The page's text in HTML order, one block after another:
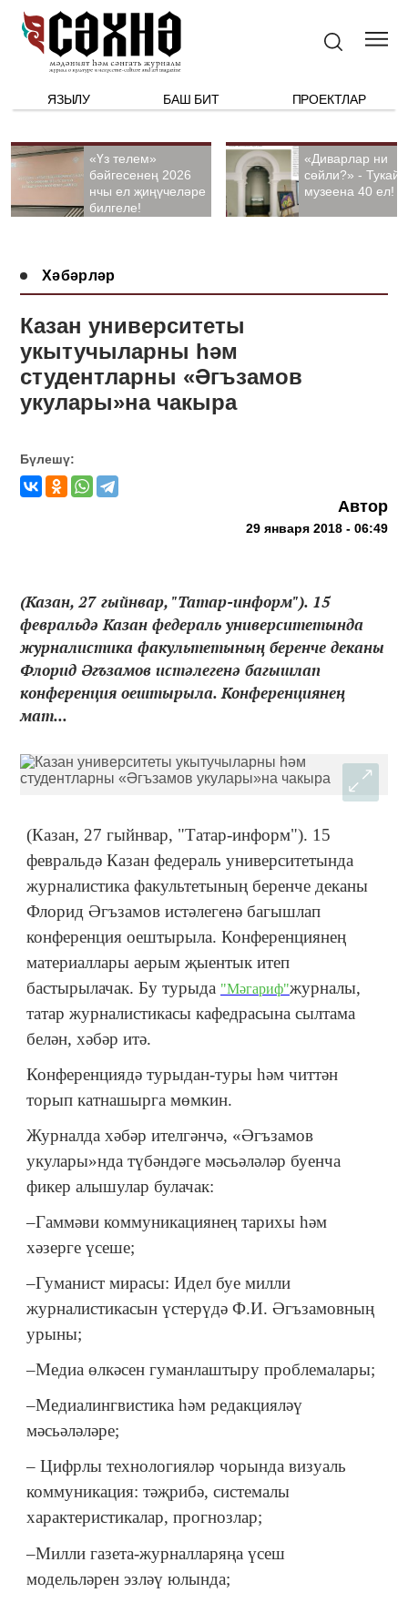
ЯЗЫЛУ БАШ БИТ ПРОЕКТЛАР
«Үз телем»
бәйгесенең 2026
нчы ел җиңүчеләре
билгеле!
«Диварлар ни
сөйли?» - Тукай
музеена 40 ел!
Хәбәрләр
Казан университеты
укытучыларны һәм
студентларны «Әгъзамов
укулары»на чакыра
Бүлешү:
Автор
29 января 2018 - 06:49
(Казан, 27 гыйнвар, "Татар-информ"). 15
февральдә Казан федераль университетында
журналистика факультетының беренче деканы
Флорид Әгъзамов истәлегенә багышлап
конференция оештырыла. Конференциянең
мат...
(Казан, 27 гыйнвар, "Татар-информ"). 15
февральдә Казан федераль университетында
журналистика факультетының беренче деканы
Флорид Әгъзамов истәлегенә багышлап
конференция оештырыла. Конференциянең
материаллары аерым җыентык итеп
бастырылачак. Бу турыда "Мәгариф"журналы,
татар журналистикасы кафедрасына сылтама
белән, хәбәр итә.
Конференциядә турыдан-туры һәм читтән
торып катнашырга мөмкин.
Журналда хәбәр ителгәнчә, «Әгъзамов
укулары»нда түбәндәге мәсьәләләр буенча
фикер алышулар булачак:
–Гаммәви коммуникациянең тарихы һәм
хәзерге үсеше;
–Гуманист мирасы: Идел буе милли
журналистикасын үстерүдә Ф.И. Әгъзамовның
урыны;
–Медиа өлкәсен гуманлаштыру проблемалары;
–Медиалингвистика һәм редакцияләү
мәсьәләләре;
– Цифрлы технологияләр чорында визуаль
коммуникация: тәҗрибә, системалы
характеристикалар, прогнозлар;
–Милли газета-журналларяңа үсеш
модельләрен эзләү юлында;